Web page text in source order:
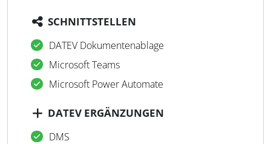
SCHNITTSTELLEN
DATEV Dokumentenablage
Microsoft Teams
Microsoft Power Automate
DATEV ERGÄNZUNGEN
DMS